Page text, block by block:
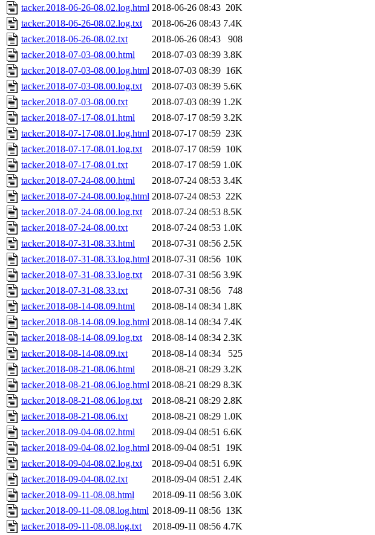
tacker.2018-06-26-08.02.log.html 2018-06-26 08:43 20K
tacker.2018-06-26-08.02.log.txt
2018-06-26 08:43 7.4K
tacker.2018-06-26-08.02.txt
2018-06-26 08:43
908
tacker.2018-07-03-08.00.html
2018-07-03 08:39 3.8K
tacker.2018-07-03-08.00.log.html 2018-07-03 08:39 16K
tacker.2018-07-03-08.00.log.txt
2018-07-03 08:39 5.6K
tacker.2018-07-03-08.00.txt
2018-07-03 08:39 1.2K
tacker.2018-07-17-08.01.html
2018-07-17 08:59 3.2K
tacker.2018-07-17-08.01.log.html 2018-07-17 08:59 23K
tacker.2018-07-17-08.01.log.txt
2018-07-17 08:59 10K
tacker.2018-07-17-08.01.txt
2018-07-17 08:59 1.0K
tacker.2018-07-24-08.00.html
2018-07-24 08:53 3.4K
tacker.2018-07-24-08.00.log.html 2018-07-24 08:53 22K
tacker.2018-07-24-08.00.log.txt
2018-07-24 08:53 8.5K
tacker.2018-07-24-08.00.txt
2018-07-24 08:53 1.0K
tacker.2018-07-31-08.33.html
2018-07-31 08:56 2.5K
tacker.2018-07-31-08.33.log.html 2018-07-31 08:56 10K
tacker.2018-07-31-08.33.log.txt
2018-07-31 08:56 3.9K
tacker.2018-07-31-08.33.txt
2018-07-31 08:56
748
tacker.2018-08-14-08.09.html
2018-08-14 08:34 1.8K
tacker.2018-08-14-08.09.log.html 2018-08-14 08:34 7.4K
tacker.2018-08-14-08.09.log.txt
2018-08-14 08:34 2.3K
tacker.2018-08-14-08.09.txt
2018-08-14 08:34
525
tacker.2018-08-21-08.06.html
2018-08-21 08:29 3.2K
tacker.2018-08-21-08.06.log.html 2018-08-21 08:29 8.3K
tacker.2018-08-21-08.06.log.txt
2018-08-21 08:29 2.8K
tacker.2018-08-21-08.06.txt
2018-08-21 08:29 1.0K
tacker.2018-09-04-08.02.html
2018-09-04 08:51 6.6K
tacker.2018-09-04-08.02.log.html 2018-09-04 08:51 19K
tacker.2018-09-04-08.02.log.txt
2018-09-04 08:51 6.9K
tacker.2018-09-04-08.02.txt
2018-09-04 08:51 2.4K
tacker.2018-09-11-08.08.html
2018-09-11 08:56 3.0K
tacker.2018-09-11-08.08.log.html 2018-09-11 08:56 13K
tacker.2018-09-11-08.08.log.txt
2018-09-11 08:56 4.7K